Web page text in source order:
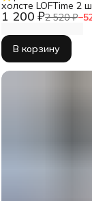
1 200 ₽2 520 ₽−
холсте LOFTime
АБСТРАКЦИЯ СЕР
Ч-556-3040
В корзину